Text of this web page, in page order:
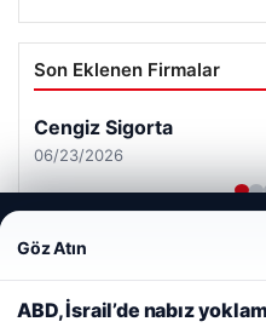
Son Eklenen Firmalar
Cengiz Sigorta
06/23/2026
deneyiminizi kişiselleştirmek
kullanıyoruz.Çerez Politikamız
Reddet Kabul Et
Göz Atın
ABD, İsrail’de nabız